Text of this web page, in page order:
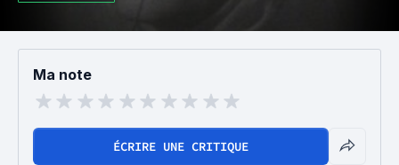
Ma note
ÉCRIRE UNE CRITIQUE